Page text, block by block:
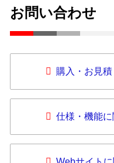
お問い合わせ
購入・お見
仕様・機能